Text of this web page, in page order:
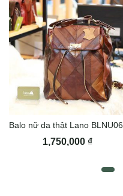
Balo nữ da thật Lano BLNU06
1,750,000 ₫